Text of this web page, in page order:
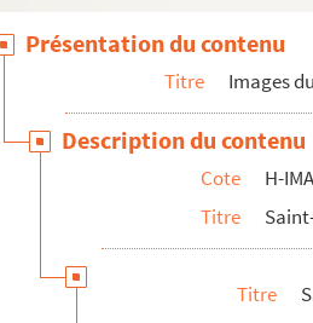
Présentation du contenu
Titre Images
Description du contenu
Cote
H-
Titre
Titre